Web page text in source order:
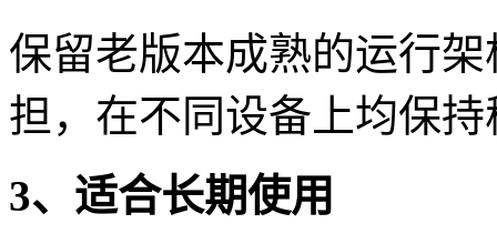
保留老版本成熟的运行
担，在不同设备上均保
3、适合长期使用